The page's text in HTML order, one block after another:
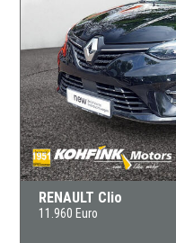
RENAULT Clio
11.960 Euro